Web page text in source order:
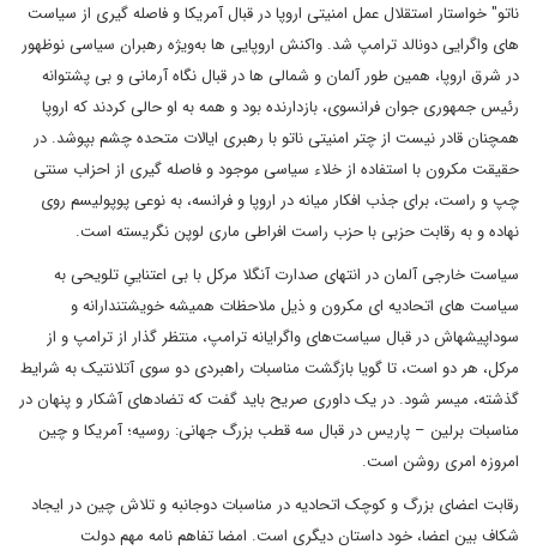
ناتو" خواستار استقلال عمل امنیتی اروپا در قبال آمریکا و فاصله گیری از سیاست
های واگرایی دونالد ترامپ شد. واکنش اروپایی ها به‌ویژه رهبران سیاسی نوظهور
در شرق اروپا، همین طور آلمان و شمالی ها در قبال نگاه آرمانی و بی پشتوانه
رئیس جمهوری جوان فرانسوی، بازدارنده بود و همه به او حالی کردند که اروپا
همچنان قادر نیست از چتر امنیتی ناتو با رهبری ایالات متحده چشم بپوشد. در
حقیقت مکرون با استفاده از خلاء سیاسی موجود و فاصله گیری از احزاب سنتی
چپ و راست، برای جذب افکار میانه در اروپا و فرانسه، به نوعی پوپولیسم روی
نهاده و به رقابت حزبی با حزب راست افراطی ماری لوپن نگریسته است.
سیاست خارجی آلمان در انتهای صدارت آنگلا مرکل با بی اعتناییِ تلویحی به
سیاست های اتحادیه ای مکرون و ذیل ملاحظات همیشه خویشتندارانه و
سوداپیشه‎اش در قبال سیاست‌های واگرایانه ترامپ، منتظر گذار از ترامپ و از
مرکل، هر دو است، تا گویا بازگشت مناسبات راهبردی دو سوی آتلانتیک به شرایط
گذشته، میسر شود. در یک داوری صریح باید گفت که تضادهای آشکار و پنهان در
مناسبات برلین – پاریس در قبال سه قطب بزرگ جهانی: روسیه؛ آمریکا و چین
امروزه امری روشن است.
رقابت اعضای بزرگ و کوچک اتحادیه در مناسبات دوجانبه و تلاش چین در ایجاد
شکاف بین اعضا، خود داستان دیگری است. امضا تفاهم نامه مهم دولت